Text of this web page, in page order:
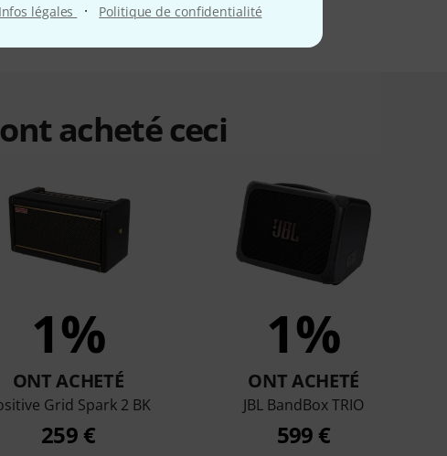
Infos légales · Politique de confidentialité
acheté ceci
1%
ONT ACHETÉ
Grid Spark 2 BK
259 €
1%
ONT ACHETÉ
JBL BandBox TRIO
599 €